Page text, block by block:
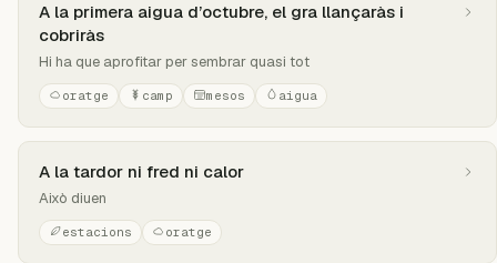
A la primera aigua d’octubre, el gra llançaràs i
cobriràs
Hi ha que aprofitar per sembrar quasi tot
oratge camp mesos aigua
A la tardor ni fred ni calor
Això diuen
estacions oratge